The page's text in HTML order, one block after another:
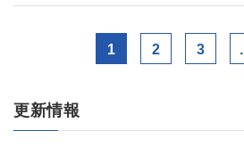
1 2 3
更新情報